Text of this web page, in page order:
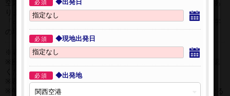
空席状況は常に変更しますので、現在の空席を保証するものではあ
りません。
「○」は過去24時間以内に十分な空席が確認できた商品です。 数字
の場合は、現時点で座席数が少ない商品です。
※表示金額はオンライン予約時の金額です。
ください。
※表示時間はすべて現地時間・24時間表示です。
※午前0時以降に出発する深夜便について、搭乗日をお間違えになる
必須 ◆出発日
必須 ◆現地出発日
必須 ◆出発地